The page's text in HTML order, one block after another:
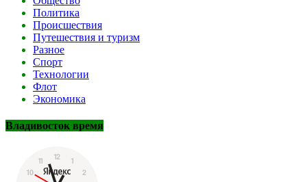
Политика
Происшествия
Путешествия и туризм
Разное
Спорт
Технологии
Флот
Экономика
Владивосток время